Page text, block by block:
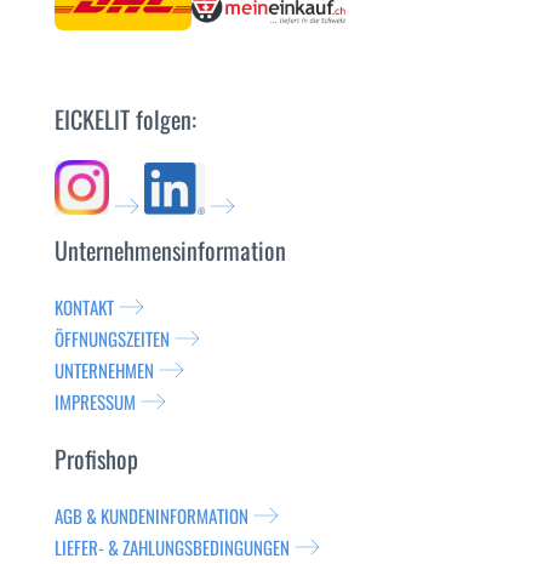
EICKELIT folgen:
Unternehmensinformation
KONTAKT
ÖFFNUNGSZEITEN
UNTERNEHMEN
IMPRESSUM
Profishop
AGB & KUNDENINFORMATION
LIEFER- & ZAHLUNGSBEDINGUNGEN